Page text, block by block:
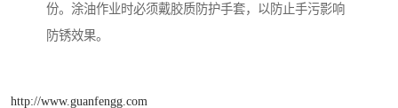
份。涂油作业时必须戴胶质防护手套，以防止手污影响
防锈效果。
http://www.guanfengg.com